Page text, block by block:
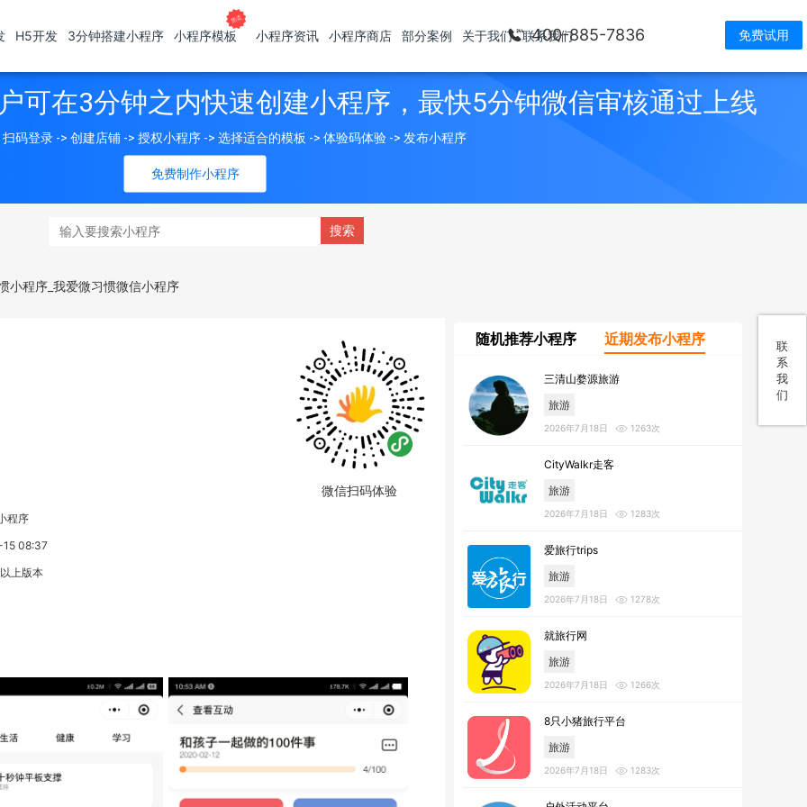
400-885-7836 免费试用
H5开发 3分钟搭建小程序 小程序模板 小程序资讯 小程序商店 部分案例 关于我们 联系我们
联
系
我
们
可在3分钟之内快速创建小程序，最快5分钟微信审核通过上线
免费制作小程序
扫码登录 -> 创建店铺 -> 授权小程序 -> 选择适合的模板 -> 体验码体验 -> 发布小程序
小程序_我爱微习惯微信小程序
程序
08:37
上版本
微信扫码体验
随机推荐小程序 近期发布小程序
三清山婺源旅游
旅游
2026年7月18日 1263次
CityWalkr走客
旅游
2026年7月18日 1283次
爱旅行trips
旅游
2026年7月18日 1278次
就旅行网
旅游
2026年7月18日 1266次
8只小猪旅行平台
旅游
2026年7月18日 1283次